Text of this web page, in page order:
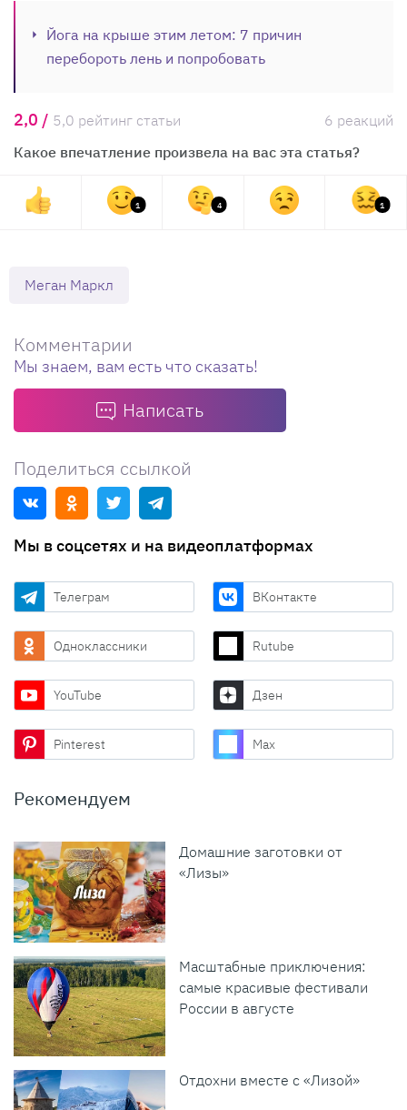
Йога на крыше этим летом: 7 причин
перебороть лень и попробовать
2,0 / 5,0 рейтинг статьи
6 реакций
Какое впечатление произвела на вас эта статья?
1 4 1
Меган Маркл
Комментарии
Мы знаем, вам есть что сказать!
Написать
Поделиться ссылкой
Мы в соцсетях и на видеоплатформах
Телеграм ВКонтакте
Одноклассники Rutube
YouTube Дзен
Pinterest Max
Рекомендуем
Домашние заготовки от
«Лизы»
Масштабные приключения:
самые красивые фестивали
России в августе
Отдохни вместе с «Лизой»